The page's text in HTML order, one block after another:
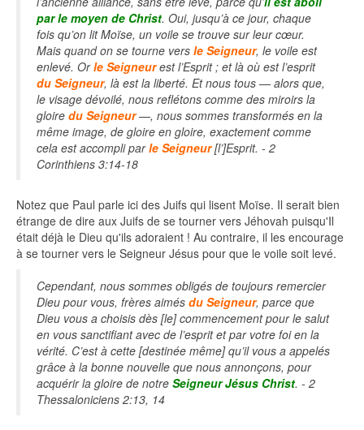
par le moyen de Christ. Oui, jusqu’à ce jour, chaque
fois qu’on lit Moïse, un voile se trouve sur leur cœur.
Mais quand on se tourne vers le Seigneur, le voile est
enlevé. Orle Seigneurest l’Esprit ; et là où est l’esprit
du Seigneur, là est la liberté. Et nous tous — alors que,
le visage dévoilé, nous reflétons comme des miroirs la
gloire du Seigneur—, nous sommes transformés en la
même image, de gloire en gloire, exactement comme
cela est accompli parle Seigneur[l’]Esprit. - 2
Corinthiens 3:14-18
Notez que Paul parle ici des Juifs qui lisent Moïse. Il serait bien
étrange de dire aux Juifs de se tourner vers Jéhovah puisqu'Il
était déjà le Dieu qu'ils adoraient ! Au contraire, il les encourage
à se tourner vers le Seigneur Jésus pour que le voile soit levé.
Cependant, nous sommes obligés de toujours remercier
Dieu pour vous, frères aimés du Seigneur, parce que
Dieu vous a choisis dès [le] commencement pour le salut
en vous sanctifiant avec de l’esprit et par votre foi en la
vérité. C’est à cette [destinée même] qu’il vous a appelés
grâce à la bonne nouvelle que nous annonçons, pour
acquérir la gloire de notre Seigneur Jésus Christ. - 2
Thessaloniciens 2:13, 14